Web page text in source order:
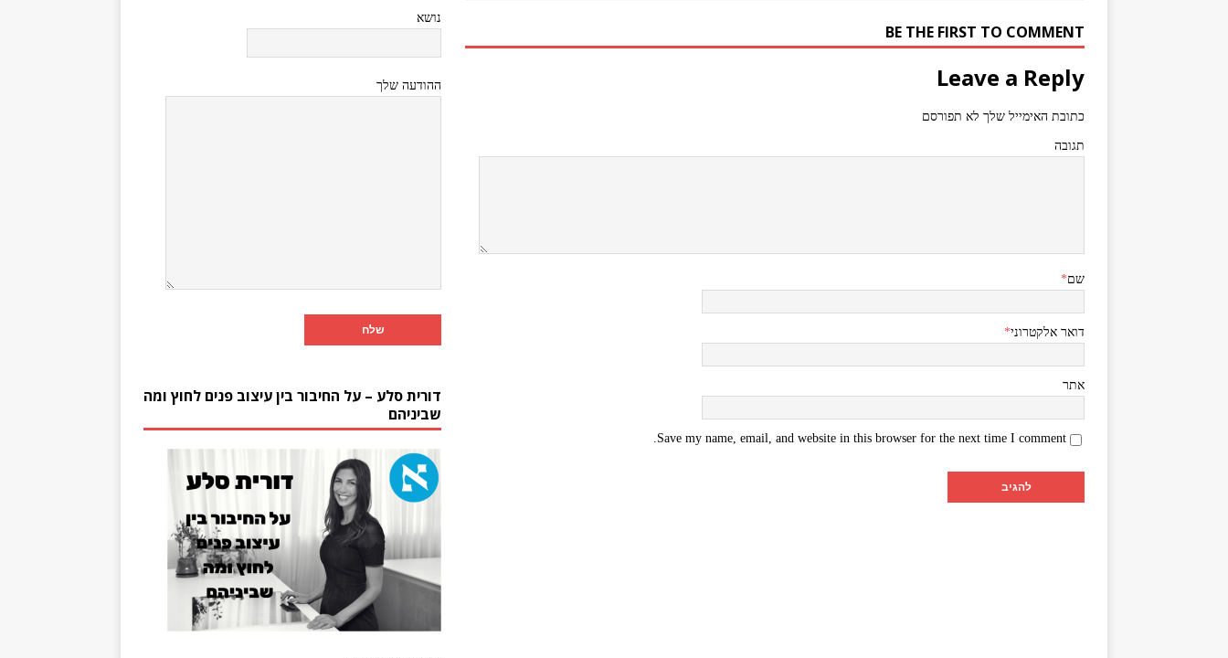
BE THE FIRST TO COMMENT
Leave a Reply
כתובת האימייל שלך לא תפורסם
תגובה
שם*
דואר אלקטרוני*
אתר
Save my name, email, and website in this browser for the next time I comment.
נושא
ההודעה שלך
דורית סלע – על החיבור בין עיצוב פנים לחוץ ומה
שביניהם